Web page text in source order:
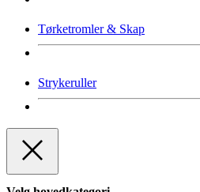
Tørketromler & Skap
Strykeruller